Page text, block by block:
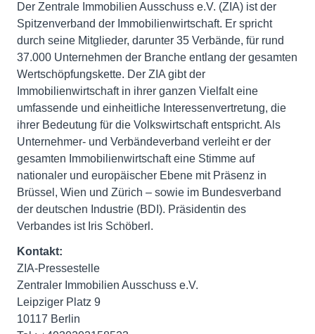
Der Zentrale Immobilien Ausschuss e.V. (ZIA) ist der
Spitzenverband der Immobilienwirtschaft. Er spricht
durch seine Mitglieder, darunter 35 Verbände, für rund
37.000 Unternehmen der Branche entlang der gesamten
Wertschöpfungskette. Der ZIA gibt der
Immobilienwirtschaft in ihrer ganzen Vielfalt eine
umfassende und einheitliche Interessenvertretung, die
ihrer Bedeutung für die Volkswirtschaft entspricht. Als
Unternehmer- und Verbändeverband verleiht er der
gesamten Immobilienwirtschaft eine Stimme auf
nationaler und europäischer Ebene mit Präsenz in
Brüssel, Wien und Zürich – sowie im Bundesverband
der deutschen Industrie (BDI). Präsidentin des
Verbandes ist Iris Schöberl.
Kontakt:
ZIA-Pressestelle
Zentraler Immobilien Ausschuss e.V.
Leipziger Platz 9
10117 Berlin